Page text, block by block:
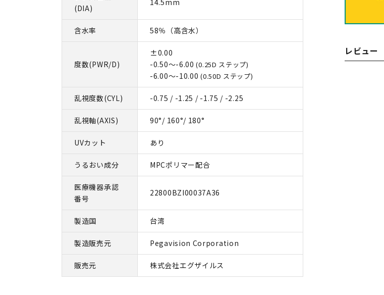
レビュー
(DIA)
14.5mm
含水率 58％（高含水）
度数(PWR/D)
±0.00
-0.50～-6.00(0.25D ステップ)
-6.00～-10.00(0.50D ステップ)
乱視度数(CYL) -0.75 / -1.25 / -1.75 / -2.25
乱視軸(AXIS) 90°/ 160°/ 180°
UVカット あり
うるおい成分 MPCポリマー配合
医療機器承認
番号
22800BZI00037A36
製造国 台湾
製造販売元 Pegavision Corporation
販売元 株式会社エグザイルス